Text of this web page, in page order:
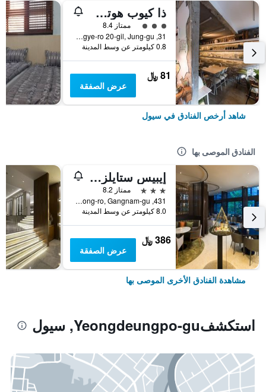
ذا كيوب هوتل - دار ضيافة
تقييم فئة 3ممتاز 8.4
31, Toegye-ro 20-gil, Jung-gu, سيول, كوريا الجنوبية
0.8 كيلومتر عن وسط المدينة
81 ﷼
عرض الصفقة
شاهد أرخص الفنادق في سيول
الفنادق الموصى بها
إيبيس ستايلز أمباسادور سيول غانغنام
3 نجوم
ممتاز 8.2
431, Samseong-ro, Gangnam-gu, سيول, كوريا الجنوبية
8.0 كيلومتر عن وسط المدينة
386 ﷼
عرض الصفقة
مشاهدة الفنادق الأخرى الموصى بها
استكشفYeongdeungpo-gu, سيول